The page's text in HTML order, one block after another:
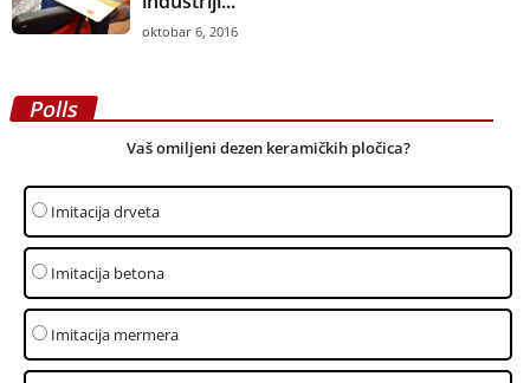
oktobar 6, 2016
Polls
Vaš omiljeni dezen keramičkih pločica?
Imitacija drveta
Imitacija betona
Imitacija mermera